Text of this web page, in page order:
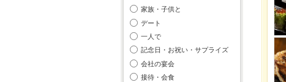
家族・子供と
デート
一人で
記念日・お祝い・サプライズ
会社の宴会
接待・会食